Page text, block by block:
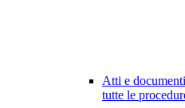
Atti e
tutte le